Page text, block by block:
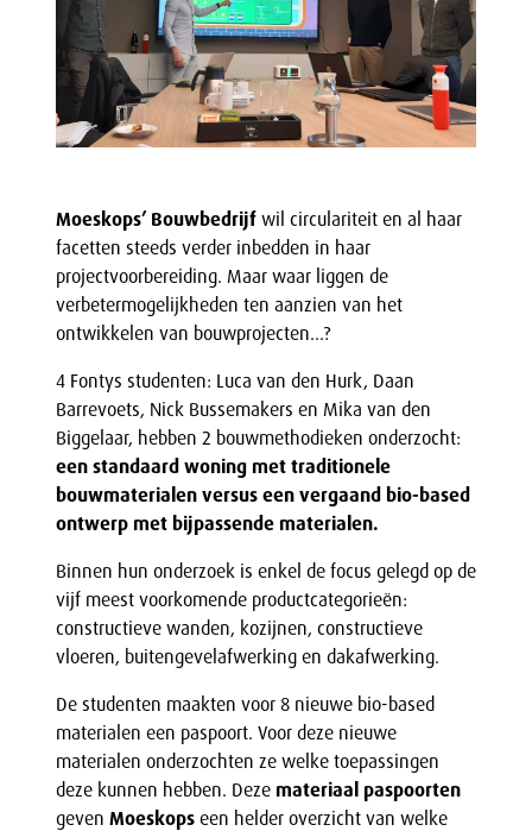
Moeskops’ Bouwbedrijf wil circulariteit en al haar
facetten steeds verder inbedden in haar
projectvoorbereiding. Maar waar liggen de
verbetermogelijkheden ten aanzien van het
ontwikkelen van bouwprojecten…?
4 Fontys studenten: Luca van den Hurk, Daan
Barrevoets, Nick Bussemakers en Mika van den
Biggelaar, hebben 2 bouwmethodieken onderzocht:
een standaard woning met traditionele
bouwmaterialen versus een vergaand bio-based
ontwerp met bijpassende materialen.
Binnen hun onderzoek is enkel de focus gelegd op de
vijf meest voorkomende productcategorieën:
constructieve wanden, kozijnen, constructieve
vloeren, buitengevelafwerking en dakafwerking.
De studenten maakten voor 8 nieuwe bio-based
materialen een paspoort. Voor deze nieuwe
materialen onderzochten ze welke toepassingen
deze kunnen hebben. Deze materiaal paspoorten
geven Moeskops een helder overzicht van welke